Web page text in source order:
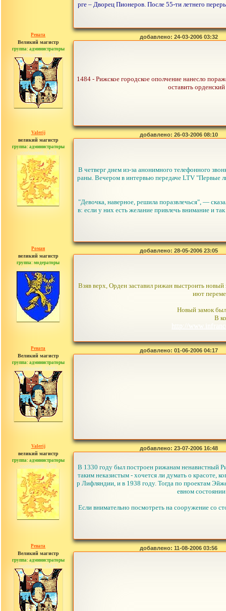
рге – Дворец Пионеров. После 55-ти летнего
Рената
Великий магистр
группа: администраторы
сообщений: 30442
добавлено: 24-03-2006 03:32
1484 - Рижское городское ополчение нанесло
оставить
Valerij
великий магистр
группа: администраторы
сообщений: 3753
добавлено: 26-03-2006 08:10
В четверг днем из-за анонимного телефонного
раны. Вечером в интервью передаче LTV "Первые
"Девочка, наверное, решила поразвлечься", —
в: если у них есть желание привлечь внимание и
Роман
великий магистр
группа: модераторы
сообщений: 1557
добавлено: 28-05-2006 23:05
Взяв верх, Орден заставил рижан выстроить
иют
Новый замок
В
Рената
Великий магистр
группа: администраторы
сообщений: 30442
добавлено: 01-06-2006 04:17
Valerij
великий магистр
группа: администраторы
сообщений: 3753
добавлено: 23-07-2006 16:48
В 1330 году был построен рижанам ненавистный
таким неказистым - хочется ли думать о красоте,
р Лифляндии, и в 1938 году. Тогда по проектам
евном
Если внимательно посмотреть на сооружение со
Рената
Великий магистр
группа: администраторы
сообщений: 30442
добавлено: 11-08-2006 03:56